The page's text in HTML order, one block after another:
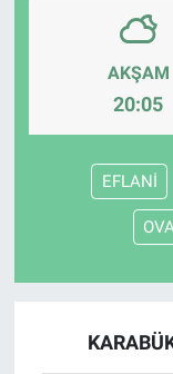
AKŞAM
20:05
EFLANİ